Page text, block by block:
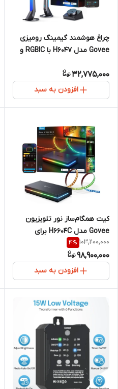
چراغ هوشمند گیمینگ رومیزی
Govee مدل H6047 با RGBIC و
32,775,000
افزودن به سبد
کیت همگام‌ساز نور تلویزیون
Govee مدل H6604C برای
و هوش مصنوعی برای جلوه های
نوری )
103,200,000
4%
98,900,000
افزودن به سبد